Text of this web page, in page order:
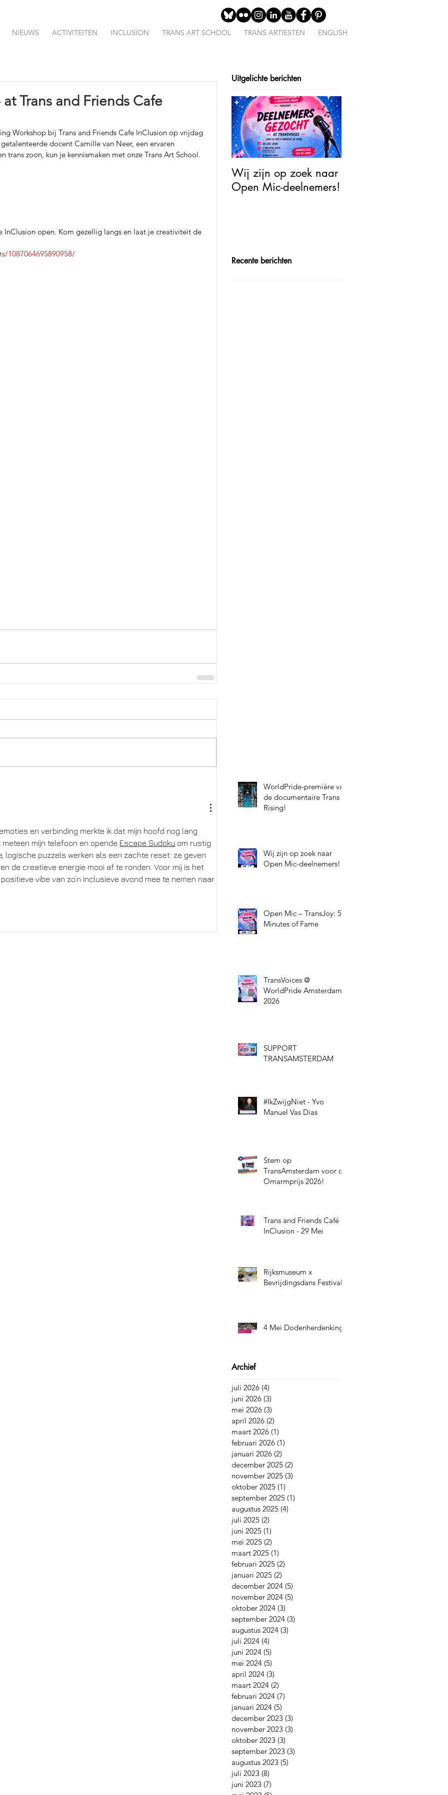
NIEUWS ACTIVITEITEN INCLUSION TRANS ART SCHOOL TRANS ARTIESTEN ENGLISH
Trans and Friends Cafe
Workshop bij Trans and Friends Cafe InClusion op vrijdag
docent Camille van Neer, een ervaren
trans zoon, kun je kennismaken met onze Trans Art School.
InClusion open. Kom gezellig langs en laat je creativiteit de
1087064695890958/
en verbinding merkte ik dat mijn hoofd nog lang
mijn telefoon en opende Escape Sudoku om rustig
logische puzzels werken als een zachte reset: ze geven
de creatieve energie mooi af te ronden. Voor mij is het
vibe van zo’n inclusieve avond mee te nemen naar
Uitgelichte berichten
Wij zijn op zoek naar
Open Mic-deelnemers!
Recente berichten
WorldPride-première van
de documentaire Trans
Rising!
Wij zijn op zoek naar
Open Mic-deelnemers!
Open Mic – TransJoy: 5
Minutes of Fame
TransVoices @
WorldPride Amsterdam
2026
SUPPORT
TRANSAMSTERDAM
#IkZwijgNiet - Yvo
Manuel Vas Dias
Stem op
TransAmsterdam voor de
Omarmprijs 2026!
Trans and Friends Café
InClusion - 29 Mei
Rijksmuseum x
Bevrijdingsdans Festival
4 Mei Dodenherdenking
Archief
juli 2026 (4)
juni 2026 (3)
mei 2026 (3)
april 2026 (2)
maart 2026 (1)
februari 2026 (1)
januari 2026 (2)
december 2025 (2)
november 2025 (3)
oktober 2025 (1)
september 2025 (1)
augustus 2025 (4)
juli 2025 (2)
juni 2025 (1)
mei 2025 (2)
maart 2025 (1)
februari 2025 (2)
januari 2025 (2)
december 2024 (5)
november 2024 (5)
oktober 2024 (3)
september 2024 (3)
augustus 2024 (3)
juli 2024 (4)
juni 2024 (5)
mei 2024 (5)
april 2024 (3)
maart 2024 (2)
februari 2024 (7)
januari 2024 (5)
december 2023 (3)
november 2023 (3)
oktober 2023 (3)
september 2023 (3)
augustus 2023 (5)
juli 2023 (8)
juni 2023 (7)